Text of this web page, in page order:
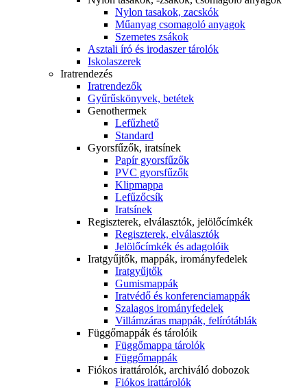
Nylon tasakok, zacskók
Műanyag csomagoló anyagok
Szemetes zsákok
Asztali író és irodaszer tárolók
Iskolaszerek
Iratrendezés
Iratrendezők
Gyűrűskönyvek, betétek
Genothermek
Lefűzhető
Standard
Gyorsfűzők, iratsínek
Papír gyorsfűzők
PVC gyorsfűzők
Klipmappa
Lefűzőcsík
Iratsínek
Regiszterek, elválasztók, jelölőcímkék
Regiszterek, elválasztók
Jelölőcímkék és adagolóik
Iratgyűjtők, mappák, irományfedelek
Iratgyűjtők
Gumismappák
Iratvédő és konferenciamappák
Szalagos irományfedelek
Villámzáras mappák, felírótáblák
Függőmappák és tárolóik
Függőmappa tárolók
Függőmappák
Fiókos irattárolók, archiváló dobozok
Fiókos irattárolók